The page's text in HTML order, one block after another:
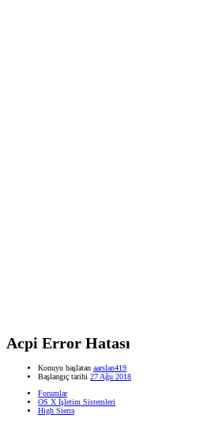
Acpi Error Hatası
Konuyu başlatan aarslan419
Başlangıç tarihi 27 Ağu 2018
Forumlar
OS X İşletim Sistemleri
High Sierra